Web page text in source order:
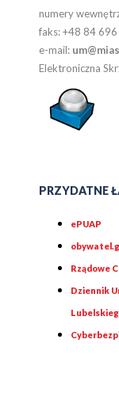
numery
faks: +48 84
e-mail:
Elektroniczna
PRZYDATNE
ePUAP
Rządowe
Dziennik